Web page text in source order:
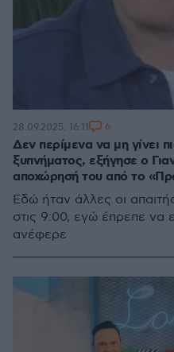
Δεν περίμενα να μη γίνει
ξυπνήματος, εξήγησε ο
αποχώρησή του από το
Εδώ ήταν άλλες οι
στις 9:00, εγώ έπρεπε να
ανέφερε
28.09.2025, 16:11 6